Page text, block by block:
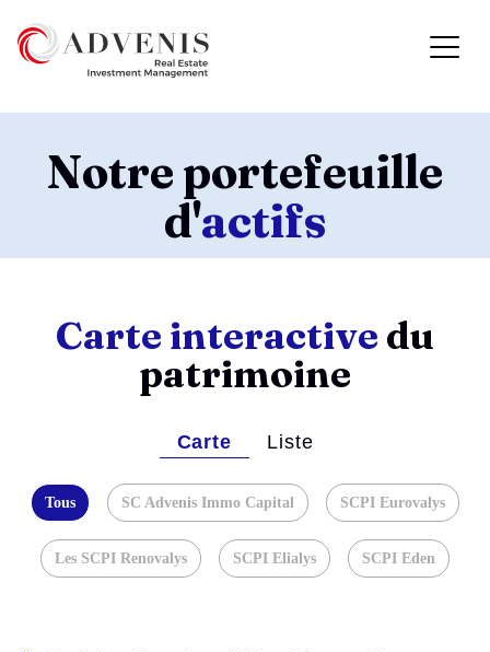
Notre portefeuille
d'actifs
Carte interactive du
patrimoine
Carte Liste
Tous SC Advenis Immo Capital SCPI Eurovalys
Les SCPI Renovalys SCPI Elialys SCPI Eden